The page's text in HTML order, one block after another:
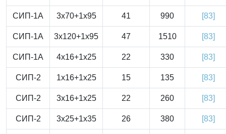
СИП-1А 3x70+1x95 41 990 [83]
СИП-1А 3x120+1x95 47 1510 [83]
СИП-1А 4x16+1x25 22 330 [83]
СИП-2 1x16+1x25 15 135 [83]
СИП-2 3x16+1x25 22 260 [83]
СИП-2 3x25+1x35 26 380 [83]